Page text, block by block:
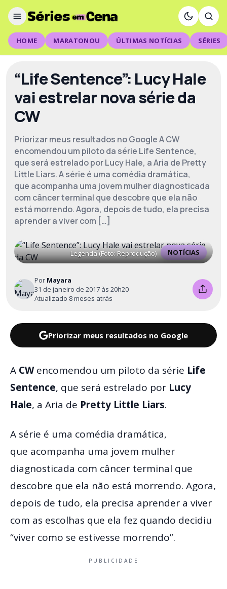
HOME MARATONOU ÚLTIMAS NOTÍCIAS SÉRIES
“Life Sentence”: Lucy Hale
vai estrelar nova série da
CW
Priorizar meus resultados no Google A CW
encomendou um piloto da série Life Sentence,
que será estrelado por Lucy Hale, a Aria de Pretty
Little Liars. A série é uma comédia dramática,
que acompanha uma jovem mulher diagnosticada
com câncer terminal que descobre que ela não
está morrendo. Agora, depois de tudo, ela precisa
aprender a viver com […]
NOTÍCIAS
Legenda (Foto: Reprodução)
Por Mayara
31 de janeiro de 2017 às 20h20
Atualizado 8 meses atrás
Priorizar meus resultados no Google
A CWencomendou um piloto da série Life
Sentence, que será estrelado por Lucy
Hale, a Aria de Pretty Little Liars.
A série é uma comédia dramática,
que acompanha uma jovem mulher
diagnosticada com câncer terminal que
descobre que ela não está morrendo. Agora,
depois de tudo, ela precisa aprender a viver
com as escolhas que ela fez quando decidiu
“viver como se estivesse morrendo”.
PUBLICIDADE